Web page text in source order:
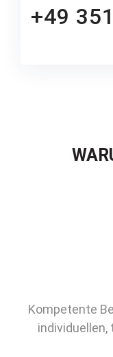
+49
Kompetente